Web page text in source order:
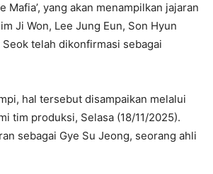
Mafia’, yang akan menampilkan jajaran
Ji Won, Lee Jung Eun, Son Hyun
telah dikonfirmasi sebagai
hal tersebut disampaikan melalui
tim produksi, Selasa (18/11/2025).
sebagai Gye Su Jeong, seorang ahli